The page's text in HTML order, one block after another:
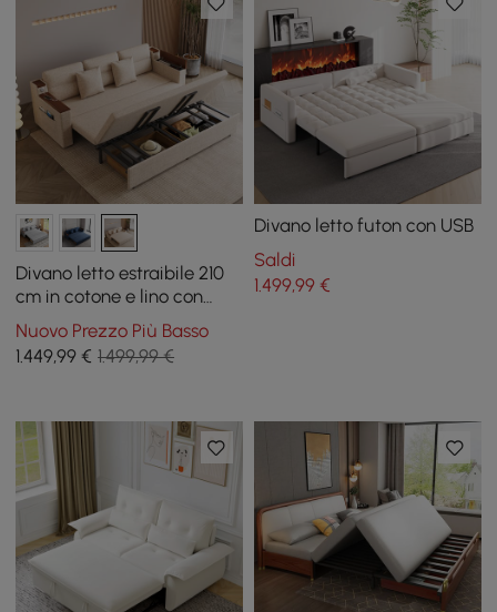
Divano letto estraibile 210
cm in cotone e lino con
contenitore
Nuovo Prezzo Più Basso
1.449,99 € 1.499,99 €
Divano letto futon con USB
Saldi
1.499,99€